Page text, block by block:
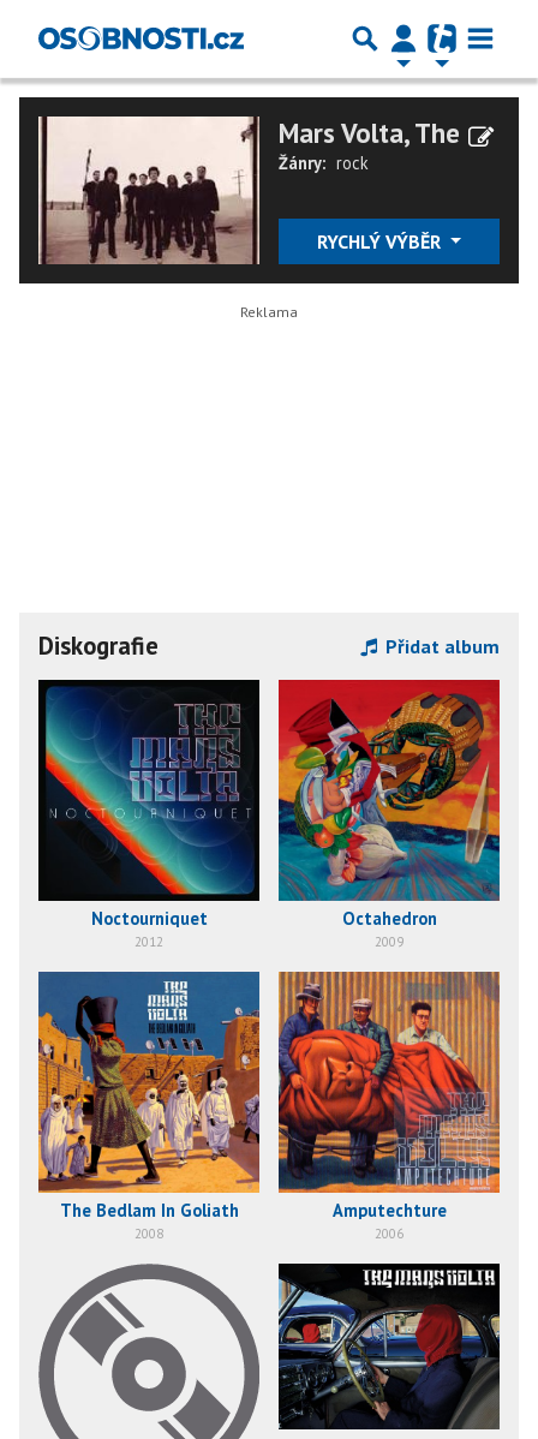
Mars Volta, The
Žánry: rock
RYCHLÝ VÝBĚR
Diskografie Přidat album
Noctourniquet
2012
Octahedron
2009
The Bedlam In Goliath
2008
Amputechture
2006